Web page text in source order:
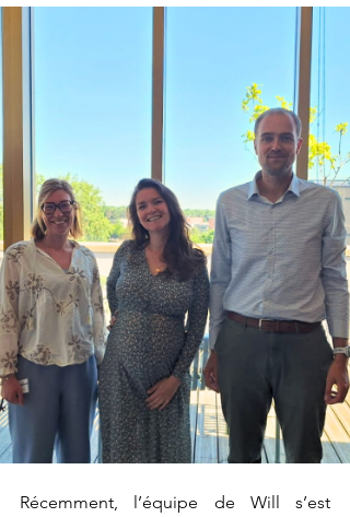
Récemment, l’équipe de Will s’est